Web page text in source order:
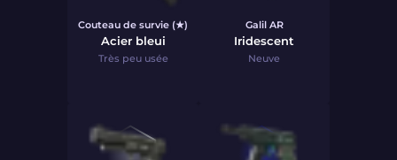
Couteau de survie (★)
Acier bleui
Très peu usée
Galil AR
Iridescent
Neuve